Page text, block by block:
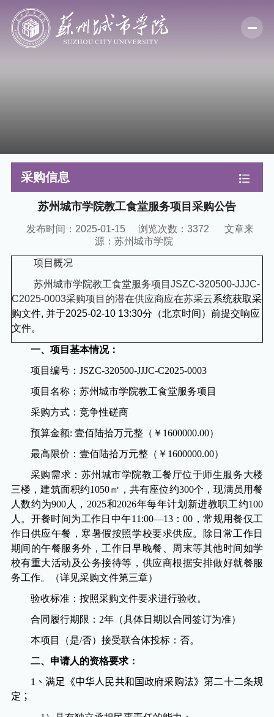
采购信息
苏州城市学院教工食堂服务项目采购公告
发布时间：2025-01-15 浏览次数：3372
文章来
源：苏州城市学院
项目概况
苏州城市学院教工食堂服务项目 JSZC-320500-JJJC-
C2025-0003采购项目的潜在供应商应在苏采云系统获取采
购文件, 并于2025-02-10 13:30分（北京时间）前提交响应
文件。
一、项目基本情况：
项目编号： JSZC-320500-JJJC-C2025-0003
项目名称： 苏州城市学院教工食堂服务项目
采购方式：竞争性磋商
预算金额: 壹佰陆拾万元整（￥ 1600000.00）
最高限价：壹佰陆拾万元整（￥ 1600000.00）
采购需求： 苏州城市学院教工餐厅位于师生服务大楼
三楼，建筑面积约1050㎡，共有座位约300个，现满员用餐
人数约为900 人， 2025和2026年每年计划新进教职工约100
人。开餐时间为工作日中午11:00—13：00 ，常规用餐仅工
作日供应午餐，寒暑假按照学校要求供应。除日常工作日
期间的午餐服务外，工作日早晚餐、周末等其他时间如学
校有重大活动及公务接待等，供应商根据安排做好就餐服
务工作。（详见采购文件第三章）
验收标准：按照采购文件要求进行验收。
合同履行期限： 2年（具体日期以合同签订为准）
本项目（是/否）接受联合体投标： 否。
二、申请人的资格要求：
1、满足《中华人民共和国政府采购法》第二十二条规
定；